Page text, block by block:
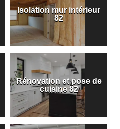
Isolation mur intérieur
82
Rénovation et pose de
cuisine 82